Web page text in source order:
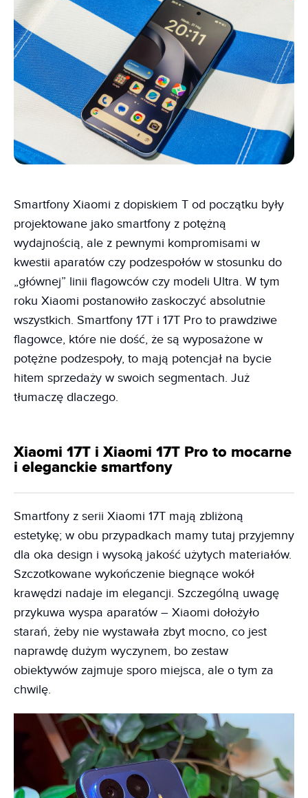
Smartfony Xiaomi z dopiskiem T od początku były
projektowane jako smartfony z potężną
wydajnością, ale z pewnymi kompromisami w
kwestii aparatów czy podzespołów w stosunku do
„głównej” linii flagowców czy modeli Ultra. W tym
roku Xiaomi postanowiło zaskoczyć absolutnie
wszystkich. Smartfony 17T i 17T Pro to prawdziwe
flagowce, które nie dość, że są wyposażone w
potężne podzespoły, to mają potencjał na bycie
hitem sprzedaży w swoich segmentach. Już
tłumaczę dlaczego.
Xiaomi 17T i Xiaomi 17T Pro to mocarne
i eleganckie smartfony
Smartfony z serii Xiaomi 17T mają zbliżoną
estetykę; w obu przypadkach mamy tutaj przyjemny
dla oka design i wysoką jakość użytych materiałów.
Szczotkowane wykończenie biegnące wokół
krawędzi nadaje im elegancji. Szczególną uwagę
przykuwa wyspa aparatów – Xiaomi dołożyło
starań, żeby nie wystawała zbyt mocno, co jest
naprawdę dużym wyczynem, bo zestaw
obiektywów zajmuje sporo miejsca, ale o tym za
chwilę.